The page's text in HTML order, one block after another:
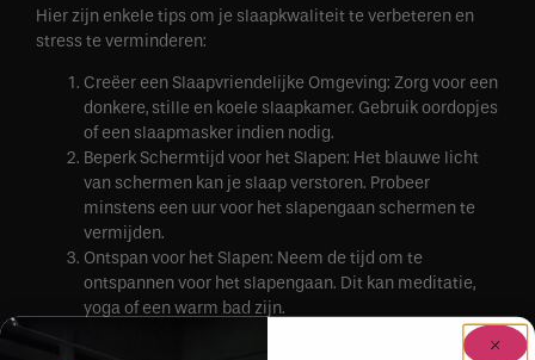
Hier zijn enkele tips om je slaapkwaliteit te verbeteren en
stress te verminderen:
Creëer een Slaapvriendelijke Omgeving: Zorg voor een
donkere, stille en koele slaapkamer. Gebruik oordopjes
of een slaapmasker indien nodig.
Beperk Schermtijd voor het Slapen: Het blauwe licht
van schermen kan je slaap verstoren. Probeer
minstens een uur voor het slapengaan schermen te
vermijden.
Ontspan voor het Slapen: Neem de tijd om te
ontspannen voor het slapengaan. Dit kan meditatie,
yoga of een warm bad zijn.